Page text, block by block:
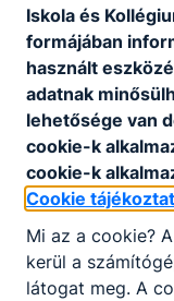
2 éves szakmai
Iskola és
formájában
használt
adatnak
lehetősége van
cookie-k
cookie-k
Cookie
Mi az a cookie?
kerül a
látogat meg. A